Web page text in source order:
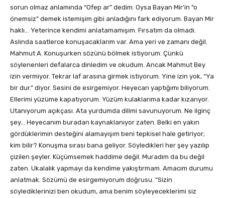
sorun olmaz anlamında “Ofep ar” dedim. Oysa Bayan Mir’in “o
önemsiz” demek istemişim gibi anladığını fark ediyorum. Bayan Mir
haklı… Yeterince kendimi anlatamamışım. Fırsatım da olmadı.
Aslında saatlerce konuşacaklarım var. Ama yeri ve zamanı değil.
Mahmut A. Konuşurken sözünü bölmek istiyorum. Çünkü
söylenenleri defalarca dinledim ve okudum. Ancak Mahmut Bey
izin vermiyor. Tekrar laf arasına girmek istiyorum. Yine izin yok, “Ya
bir dur.” diyor. Sesini de esirgemiyor. Heyecan yaptığımı biliyorum.
Ellerimi yüzüme kapatıyorum. Yüzüm kulaklarıma kadar kızarıyor.
Utanıyorum açıkçası. Ata yurdumda dilimi savunuyorum. Ne ilginç
şey… Heyecanım buradan kaynaklanıyor zaten. Belki en yakın
gördüklerimin desteğini alamayışım beni tepkisel hale getiriyor;
kim bilir? Konuşma sırası bana geliyor. Söyledikleri her şey yazılıp
çizilen şeyler. Küçümsemek haddime değil. Muradım da bu değil
zaten. Ukalalık yapmayı da kendime yakıştırmam. Amacım durumu
anlatmak. Sözümü de esirgemiyorum doğrusu. “Sizin
söylediklerinizi ben okudum, ama benim söyleyeceklerimi siz